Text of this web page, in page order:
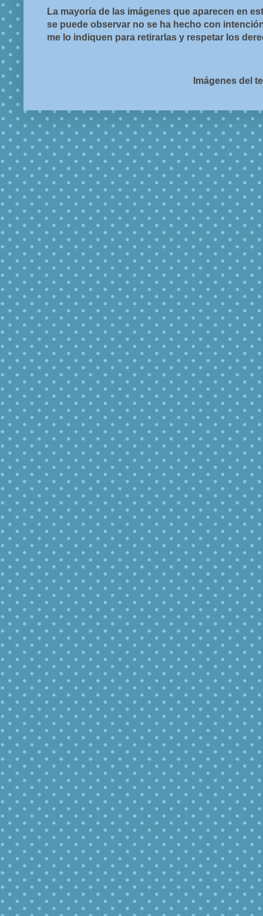
La mayoría de las imágenes que aparecen en
se puede observar no se ha hecho con
me lo indiquen para retirarlas y respetar los
Imágenes del